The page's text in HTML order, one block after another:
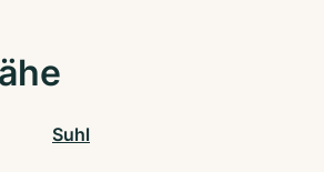
Suhl